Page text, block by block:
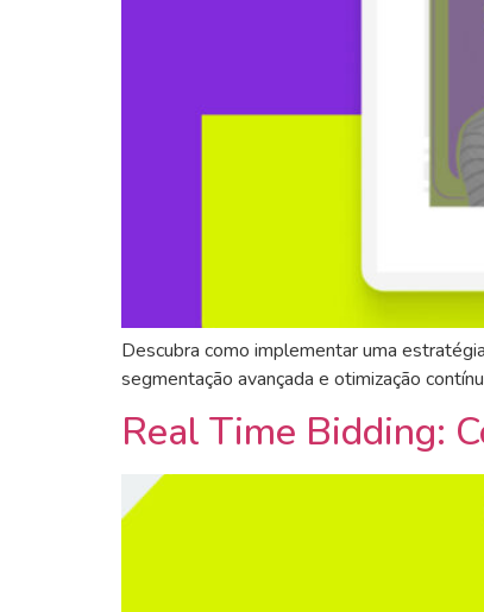
Descubra como implementar uma
segmentação avançada e otimização
Real Time Bidding: